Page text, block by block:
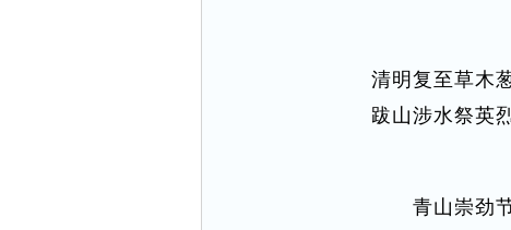
清明复至草木
跋山涉水祭英
青山崇劲